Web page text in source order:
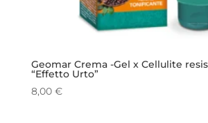
Geomar Crema -Gel x Cellulite
“Effetto Urto”
8,00 €